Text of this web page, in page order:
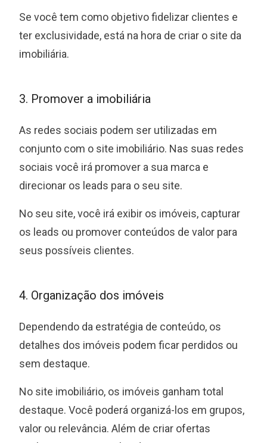
Se você tem como objetivo fidelizar clientes e
ter exclusividade, está na hora de criar o site da
imobiliária.
3. Promover a imobiliária
As redes sociais podem ser utilizadas em
conjunto com o site imobiliário. Nas suas redes
sociais você irá promover a sua marca e
direcionar os leads para o seu site.
No seu site, você irá exibir os imóveis, capturar
os leads ou promover conteúdos de valor para
seus possíveis clientes.
4. Organização dos imóveis
Dependendo da estratégia de conteúdo, os
detalhes dos imóveis podem ficar perdidos ou
sem destaque.
No site imobiliário, os imóveis ganham total
destaque. Você poderá organizá-los em grupos,
valor ou relevância. Além de criar ofertas